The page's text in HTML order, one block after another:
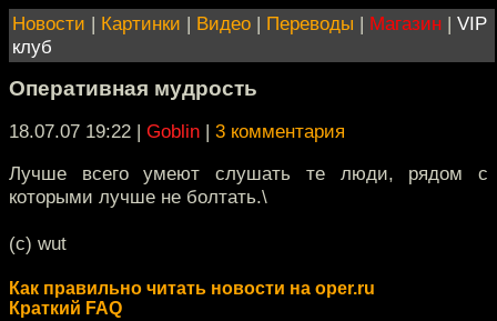
Новости | Картинки | Видео | Переводы | Магазин | VIP
клуб
Оперативная мудрость
18.07.07 19:22 | Goblin | 3 комментария
Лучше всего умеют слушать те люди, рядом с
которыми лучше не болтать.\
(c) wut
Как правильно читать новости на oper.ru
Краткий FAQ